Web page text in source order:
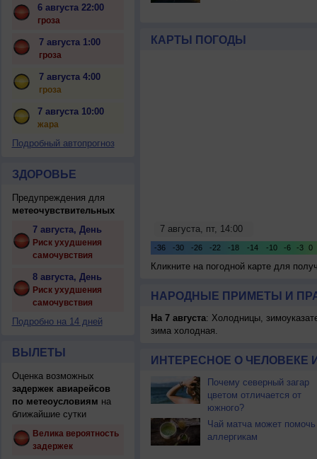
6 августа 22:00
гроза
7 августа 1:00
гроза
7 августа 4:00
гроза
7 августа 10:00
жара
Подробный автопрогноз
ЗДОРОВЬЕ
Предупреждения для
метеочувствительных
7 августа, День
Риск ухудшения
самочувствия
8 августа, День
Риск ухудшения
самочувствия
Подробно на 14 дней
ВЫЛЕТЫ
Оценка возможных
задержек авиарейсов
по метеоусловиям на
ближайшие сутки
Велика вероятность
задержек
КАРТЫ ПОГОДЫ
Кликните на погодной карте для
НАРОДНЫЕ ПРИМЕТЫ И
На 7 августа: Холодницы,
зима холодная.
ИНТЕРЕСНОЕ О ЧЕЛОВЕКЕ
Почему северный загар
цветом отличается от
южного?
Чай матча может помочь
аллергикам